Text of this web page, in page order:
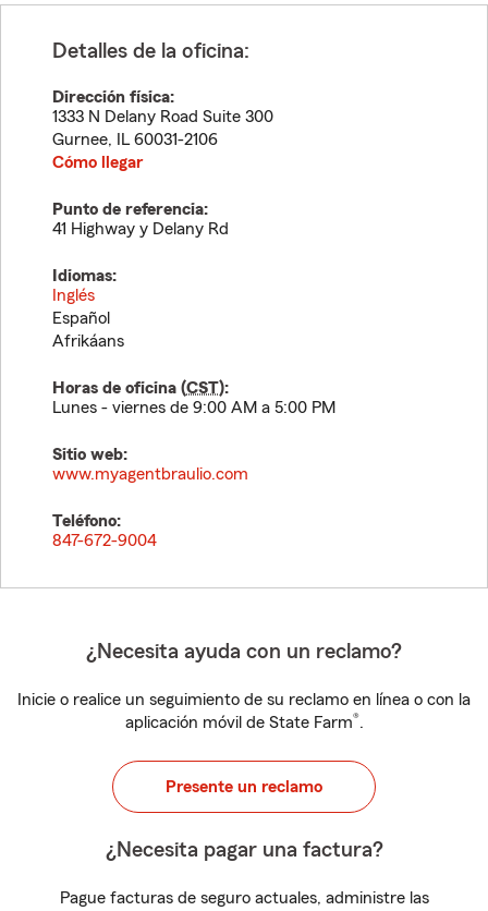
Detalles de la oficina:
Dirección física:
1333 N Delany Road Suite 300
Gurnee, IL 60031-2106
Cómo llegar
Punto de referencia:
41 Highway y Delany Rd
Idiomas:
Inglés
Español
Afrikáans
Horas de oficina (CST):
Lunes - viernes de 9:00 AM a 5:00 PM
Sitio web:
www.myagentbraulio.com
Teléfono:
847-672-9004
¿Necesita ayuda con un reclamo?
Inicie o realice un seguimiento de su reclamo en línea o con la
aplicación móvil de State Farm®.
Presente un reclamo
¿Necesita pagar una factura?
Pague facturas de seguro actuales, administre las